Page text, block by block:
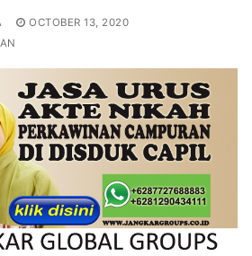
OCTOBER 13, 2020